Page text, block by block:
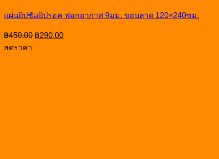
แผ่นยิปซัมยิปรอค ฟอกอากาศ 9มม. ขอบลาด 120×240ซม.
฿450.00 Original
price
฿290.00Current
price
ลดราคา